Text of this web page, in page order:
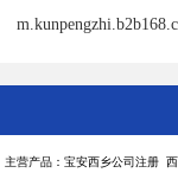
主营产品：宝安西乡公司注册